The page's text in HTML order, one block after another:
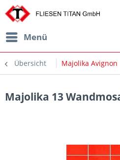
Menü
Übersicht Majolika Avignon
Majolika 13